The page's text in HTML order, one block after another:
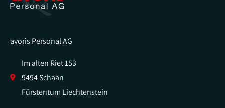
avoris Personal AG
Im alten Riet 153
9494 Schaan
Fürstentum Liechtenstein